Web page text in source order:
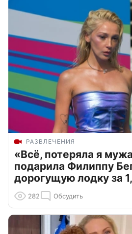
РАЗВЛЕЧЕНИЯ
«Всё, потеряла я
подарила Филиппу
дорогущую лодку за
282 Обсудить